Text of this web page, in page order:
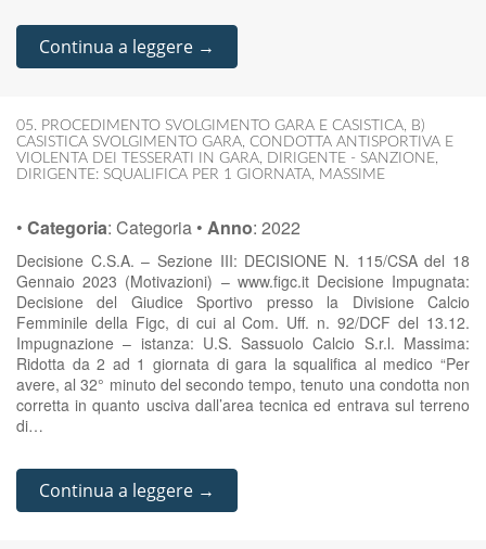
Continua a leggere →
05. PROCEDIMENTO SVOLGIMENTO GARA E CASISTICA, B)
CASISTICA SVOLGIMENTO GARA, CONDOTTA ANTISPORTIVA E
VIOLENTA DEI TESSERATI IN GARA, DIRIGENTE - SANZIONE,
DIRIGENTE: SQUALIFICA PER 1 GIORNATA, MASSIME
• Categoria: Categoria • Anno: 2022
Decisione C.S.A. – Sezione III: DECISIONE N. 115/CSA del 18
Gennaio 2023 (Motivazioni) – www.figc.it Decisione Impugnata:
Decisione del Giudice Sportivo presso la Divisione Calcio
Femminile della Figc, di cui al Com. Uff. n. 92/DCF del 13.12.
Impugnazione – istanza: U.S. Sassuolo Calcio S.r.l. Massima:
Ridotta da 2 ad 1 giornata di gara la squalifica al medico “Per
avere, al 32° minuto del secondo tempo, tenuto una condotta non
corretta in quanto usciva dall’area tecnica ed entrava sul terreno
di…
Continua a leggere →